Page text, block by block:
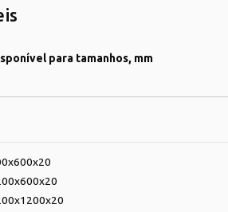
para tamanhos, mm